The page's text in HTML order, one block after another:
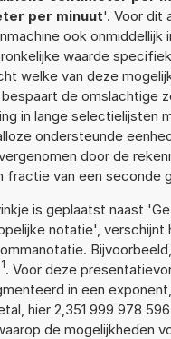
per minuut'. Voor dit
ook onmiddellijk
waarde
welke van deze
de omslachtige
in lange selectielijsten
ondersteunde
door de
fractie van een seconde
is geplaatst naast
notatie', verschijnt
. Voor deze
in een
hier 2,351 999 978
de mogelijkheden